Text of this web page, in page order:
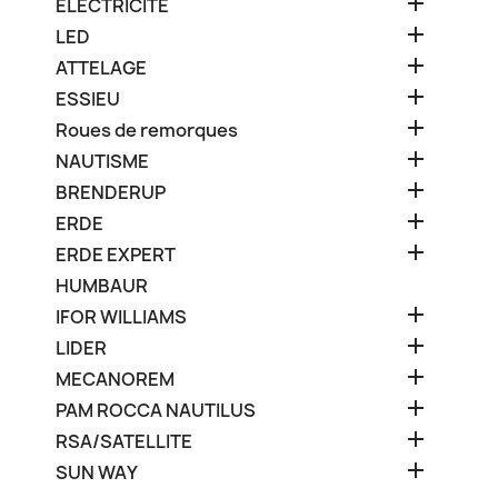
ELECTRICITE
LED 
ATTELAGE 
ESSIEU 
Roues de remorques 
NAUTISME 
BRENDERUP 
ERDE 
ERDE EXPERT 
HUMBAUR
IFOR WILLIAMS

LIDER 
MECANOREM 
PAM ROCCA NAUTILUS 
RSA/SATELLITE 
SUN WAY 